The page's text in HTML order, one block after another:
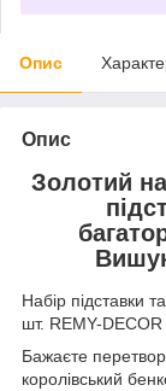
Опис
Опис
Золотий
Набір підставки
шт. REMY-DECOR
Бажаєте
королівський